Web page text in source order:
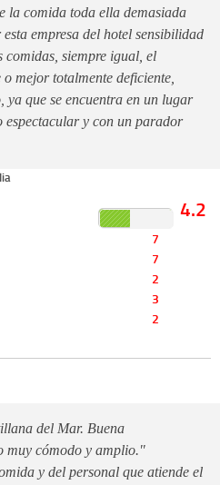
la comida toda ella demasiada
empresa del hotel sensibilidad
comidas, siempre igual, el
mejor totalmente deficiente,
ya que se encuentra en un lugar
espectacular y con un parador
4.2
7
7
2
3
2
del Mar. Buena
muy cómodo y amplio."
y del personal que atiende el